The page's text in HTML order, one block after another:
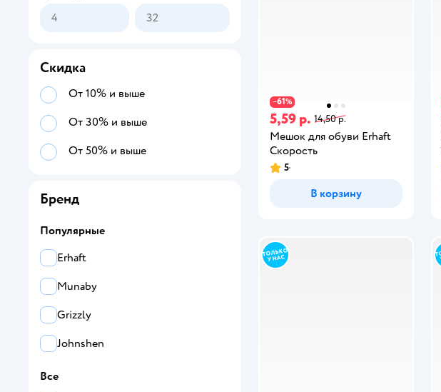
−61 %
5,59 р. 14,50 р.
Мешок для обуви Erhaft
Скорость
5
В корзину
Скидка
От 10% и выше
От 30% и выше
От 50% и выше
Бренд
Популярные
Erhaft
Munaby
Grizzly
Johnshen
Все